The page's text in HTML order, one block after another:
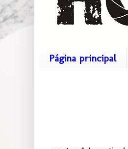
Página principal